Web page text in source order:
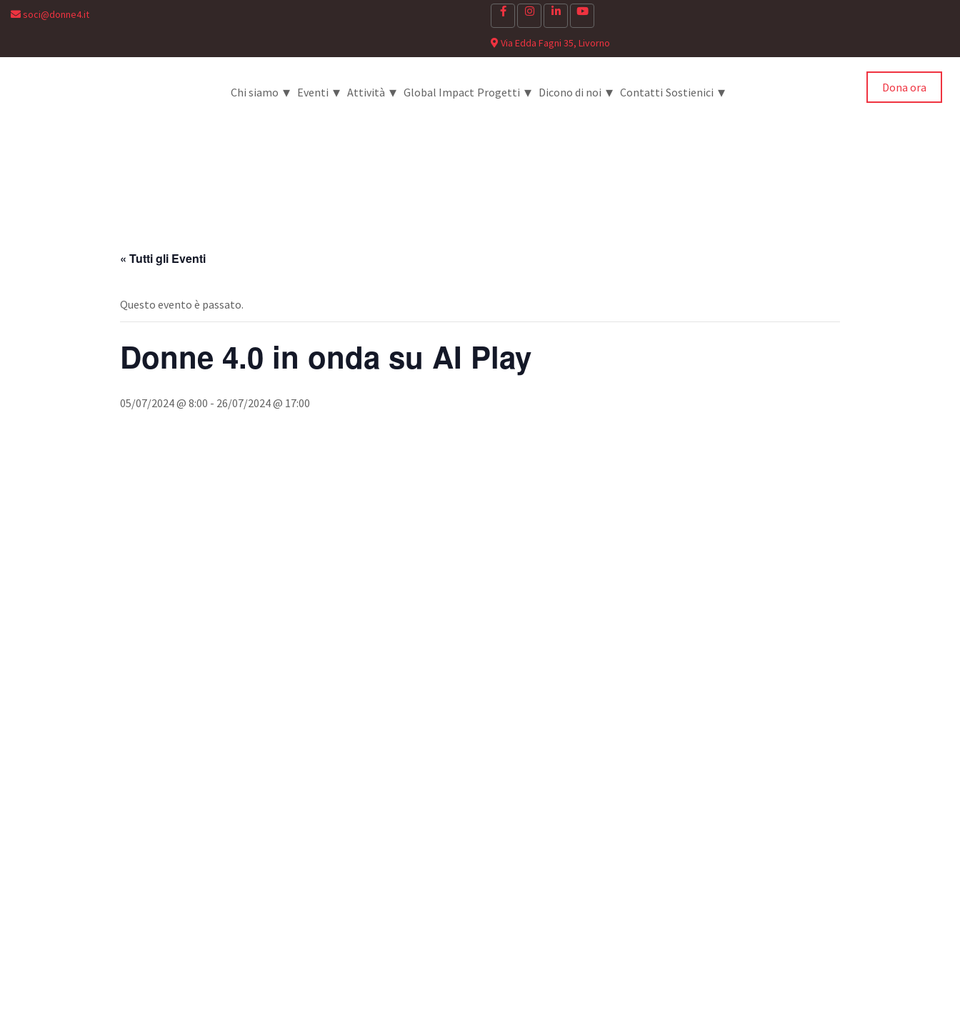
soci@donne4.it
Via Edda Fagni 35, Livorno
Chi siamo ▾ Eventi ▾ Attività ▾ Global Impact Progetti ▾ Dicono di noi ▾ Contatti Sostienici ▾ Dona ora
« Tutti gli Eventi
Questo evento è passato.
Donne 4.0 in onda su AI Play
05/07/2024 @ 8:00 - 26/07/2024 @ 17:00